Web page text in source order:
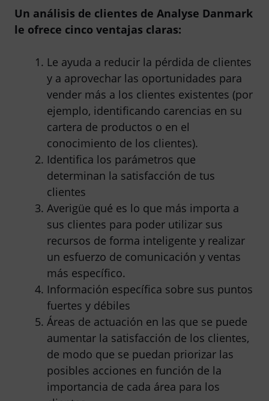
Un análisis de clientes de Analyse Danmark
le ofrece cinco ventajas claras:
Le ayuda a reducir la pérdida de clientes
y a aprovechar las oportunidades para
vender más a los clientes existentes (por
ejemplo, identificando carencias en su
cartera de productos o en el
conocimiento de los clientes).
Identifica los parámetros que
determinan la satisfacción de tus
clientes
Averigüe qué es lo que más importa a
sus clientes para poder utilizar sus
recursos de forma inteligente y realizar
un esfuerzo de comunicación y ventas
más específico.
Información específica sobre sus puntos
fuertes y débiles
Áreas de actuación en las que se puede
aumentar la satisfacción de los clientes,
de modo que se puedan priorizar las
posibles acciones en función de la
importancia de cada área para los